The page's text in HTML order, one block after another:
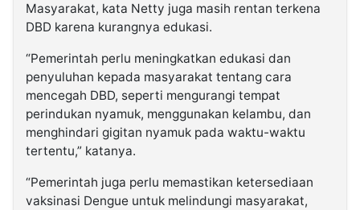
Masyarakat, kata Netty juga masih rentan terkena
DBD karena kurangnya edukasi.
“Pemerintah perlu meningkatkan edukasi dan
penyuluhan kepada masyarakat tentang cara
mencegah DBD, seperti mengurangi tempat
perindukan nyamuk, menggunakan kelambu, dan
menghindari gigitan nyamuk pada waktu-waktu
tertentu,” katanya.
“Pemerintah juga perlu memastikan ketersediaan
vaksinasi Dengue untuk melindungi masyarakat,